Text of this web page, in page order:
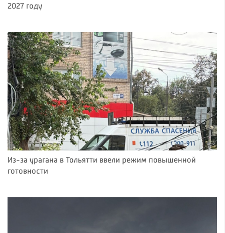
2027 году
Из-за урагана в Тольятти ввели режим повышенной
готовности